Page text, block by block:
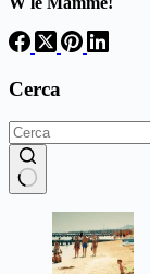
Cerca